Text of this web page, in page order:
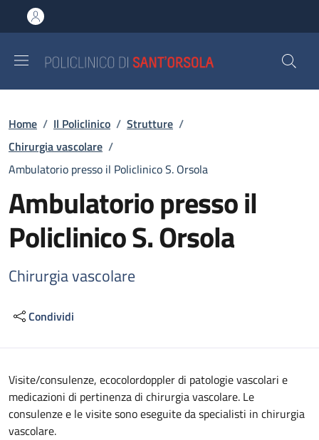
al contenuto principale
to footer content
Briciole di pane
Home / Il Policlinico / Strutture /
Chirurgia vascolare /
Ambulatorio presso il Policlinico S. Orsola
Ambulatorio presso il
Policlinico S. Orsola
Chirurgia vascolare
Condividi
Descrizione
Visite/consulenze, ecocolordoppler di patologie vascolari e
medicazioni di pertinenza di chirurgia vascolare. Le
consulenze e le visite sono eseguite da specialisti in chirurgia
vascolare.